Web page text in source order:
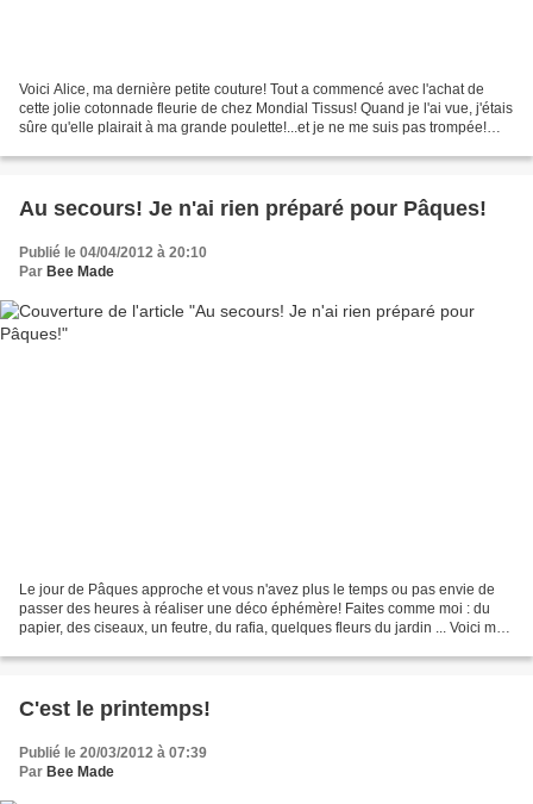
Voici Alice, ma dernière petite couture! Tout a commencé avec l'achat de
cette jolie cotonnade fleurie de chez Mondial Tissus! Quand je l'ai vue, j'étais
sûre qu'elle plairait à ma grande poulette!...et je ne me suis pas trompée!
Au secours! Je n'ai rien préparé pour Pâques!
Publié le 04/04/2012 à 20:10
Par Bee Made
Le jour de Pâques approche et vous n'avez plus le temps ou pas envie de
passer des heures à réaliser une déco éphémère! Faites comme moi : du
papier, des ciseaux, un feutre, du rafia, quelques fleurs du jardin ... Voici ma
C'est le printemps!
Publié le 20/03/2012 à 07:39
Par Bee Made